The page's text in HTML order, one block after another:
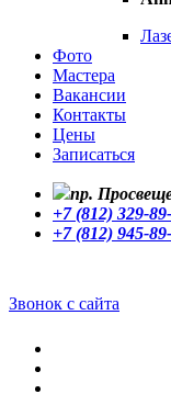
Фото
Мастера
Вакансии
Контакты
Цены
Записаться
пр.
+7 (812) 329-
+7 (812) 945-
Звонок с сайта